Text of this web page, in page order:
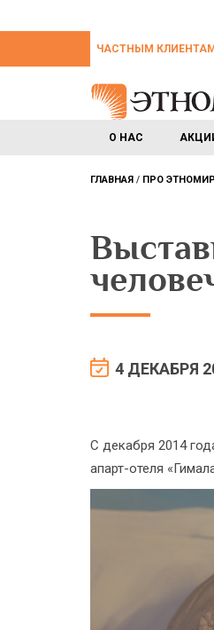
ЧАСТНЫМ КЛИЕНТАМ
О НАС
ГЛАВНАЯ ПРО ЭТНОМИР
4 ДЕКАБРЯ
С декабря 2014
апарт-отеля